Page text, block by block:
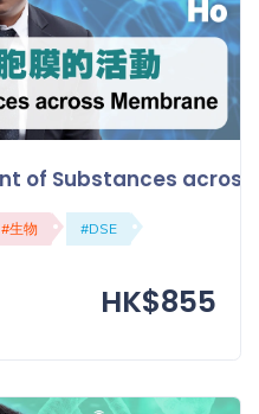
of Substances across
#生物 #DSE
HK$855